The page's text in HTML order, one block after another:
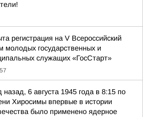
регистрация на V Всероссийский
молодых государственных и
служащих «ГосСтарт»
назад, 6 августа 1945 года в 8:15 по
Хиросимы впервые в истории
было применено ядерное